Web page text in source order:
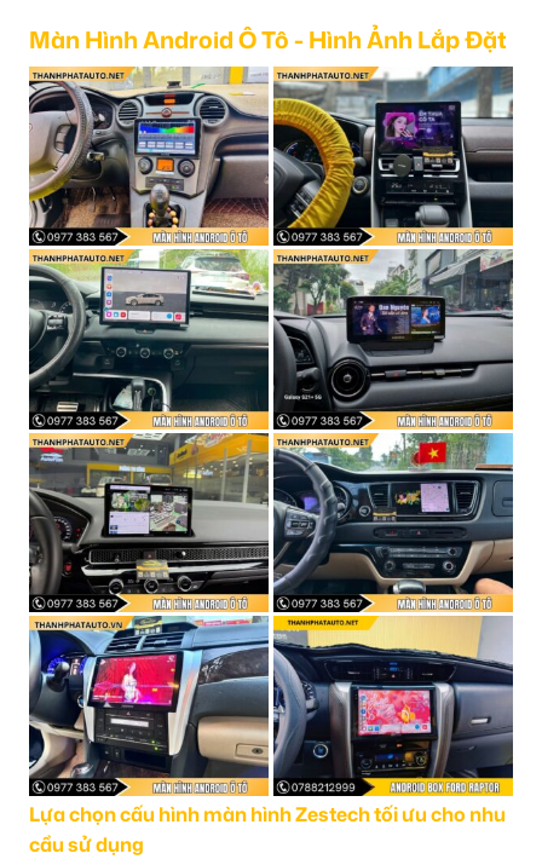
Màn Hình Android Ô Tô - Hình Ảnh Lắp Đặt
Lựa chọn cấu hình màn hình Zestech tối ưu cho nhu
cầu sử dụng